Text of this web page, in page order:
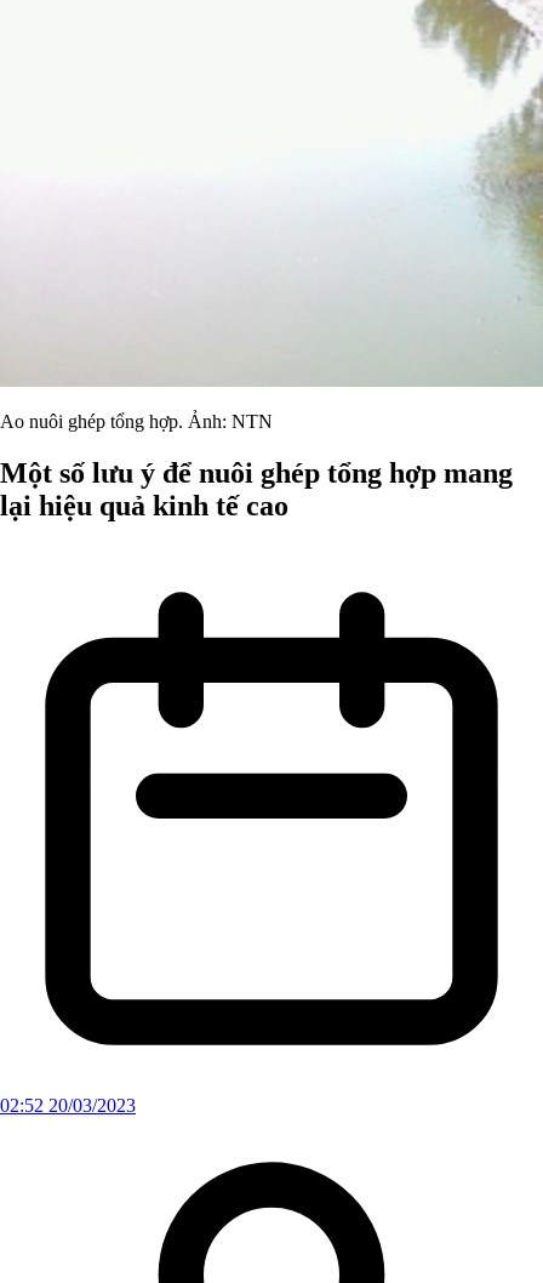
Ao nuôi ghép tổng hợp. Ảnh: NTN
Một số lưu ý để nuôi ghép tổng hợp mang
lại hiệu quả kinh tế cao
02:52 20/03/2023